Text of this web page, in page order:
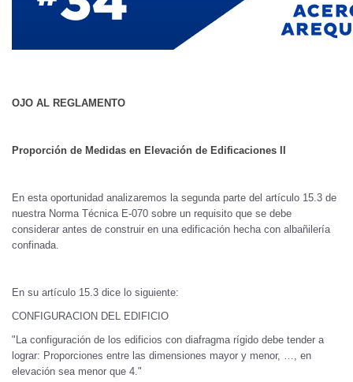
OJO AL REGLAMENTO
Proporción de Medidas en Elevación de Edificaciones II
En esta oportunidad analizaremos la segunda parte del artículo 15.3 de
nuestra Norma Técnica E-070 sobre un requisito que se debe
considerar antes de construir en una edificación hecha con albañilería
confinada.
En su artículo 15.3 dice lo siguiente:
CONFIGURACION DEL EDIFICIO
"La configuración de los edificios con diafragma rígido debe tender a
lograr: Proporciones entre las dimensiones mayor y menor, …, en
elevación sea menor que 4."